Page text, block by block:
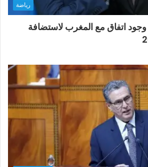
رياضة
وجود اتفاق مع المغرب لاستضافة